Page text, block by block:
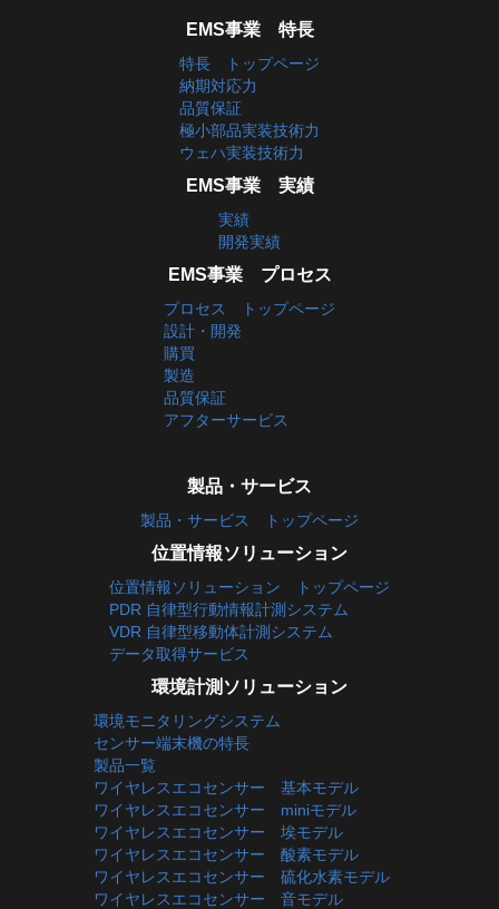
EMS事業 特長
特長 トップページ
納期対応力
品質保証
極小部品実装技術力
ウェハ実装技術力
EMS事業 実績
実績
開発実績
EMS事業 プロセス
プロセス トップページ
設計・開発
購買
製造
品質保証
アフターサービス
製品・サービス
製品・サービス トップページ
位置情報ソリューション
位置情報ソリューション トップページ
PDR 自律型行動情報計測システム
VDR 自律型移動体計測システム
データ取得サービス
環境計測ソリューション
環境モニタリングシステム
センサー端末機の特長
製品一覧
ワイヤレスエコセンサー 基本モデル
ワイヤレスエコセンサー miniモデル
ワイヤレスエコセンサー 埃モデル
ワイヤレスエコセンサー 酸素モデル
ワイヤレスエコセンサー 硫化水素モデル
ワイヤレスエコセンサー 音モデル